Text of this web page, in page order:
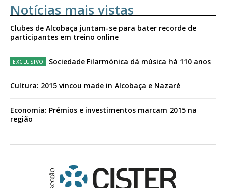
Notícias mais vistas
Clubes de Alcobaça juntam-se para bater recorde de
participantes em treino online
Sociedade Filarmónica dá música há 110 anos
Cultura: 2015 vincou made in Alcobaça e Nazaré
Economia: Prémios e investimentos marcam 2015 na
região